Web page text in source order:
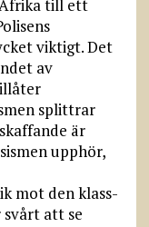
till ett
viktigt. Det
av
splittrar
är
upphör,
mot den klass-
att se